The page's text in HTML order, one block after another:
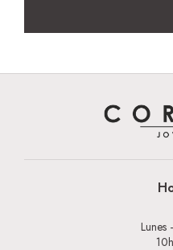
Lunes